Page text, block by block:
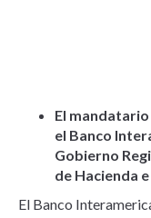
El
el Banco
Gobierno
de Hacienda
El Banco